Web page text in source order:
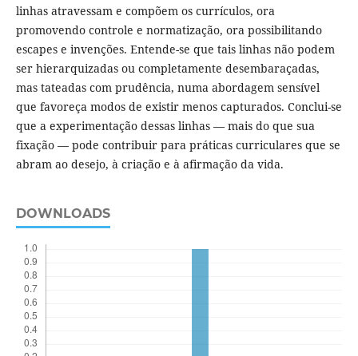
linhas atravessam e compõem os currículos, ora
promovendo controle e normatização, ora possibilitando
escapes e invenções. Entende-se que tais linhas não podem
ser hierarquizadas ou completamente desembaraçadas,
mas tateadas com prudência, numa abordagem sensível
que favoreça modos de existir menos capturados. Conclui-se
que a experimentação dessas linhas — mais do que sua
fixação — pode contribuir para práticas curriculares que se
abram ao desejo, à criação e à afirmação da vida.
DOWNLOADS